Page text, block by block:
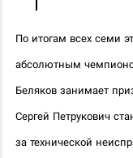
По итогам всех семи
абсолютным
Беляков занимает
Сергей Петрукович
за технической